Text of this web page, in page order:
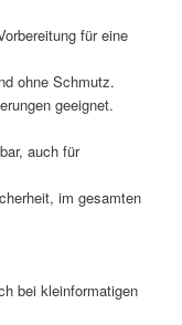
für eine
ohne Schmutz.
geeignet.
auch für
im gesamten
bei kleinformatigen